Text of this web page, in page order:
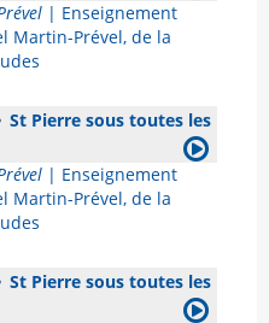
| Enseignement
Martin-Prével, de la
St Pierre sous toutes les
| Enseignement
Martin-Prével, de la
St Pierre sous toutes les